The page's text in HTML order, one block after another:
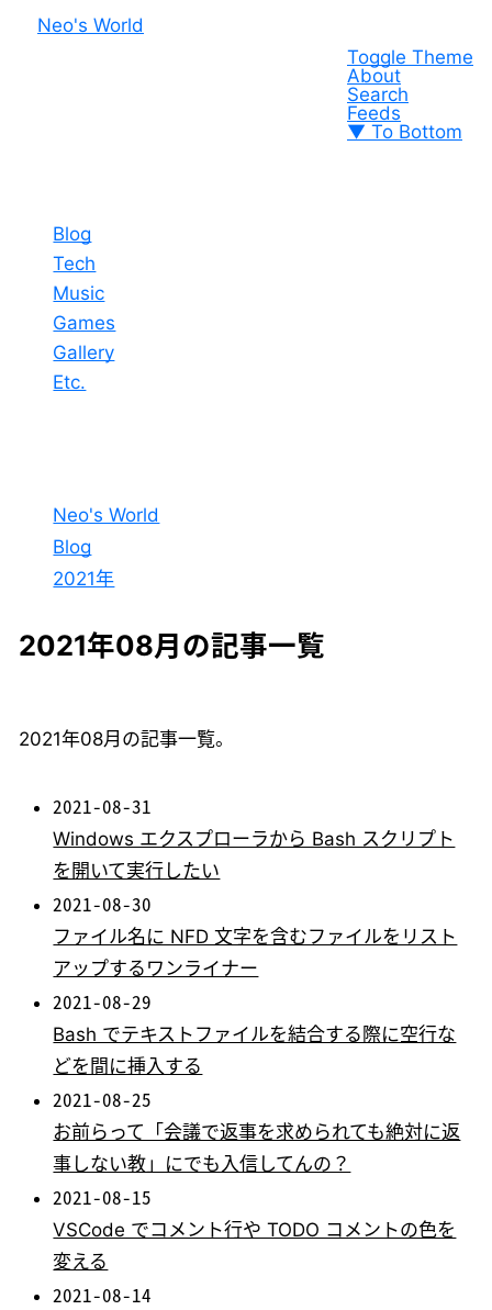
Neo's World
Toggle Theme
About
Search
Feeds
▼ To Bottom
Blog
Tech
Music
Games
Gallery
Etc.
Neo's World
Blog
2021年
2021年08月の記事一覧
2021年08月の記事一覧。
2021-08-31
Windows エクスプローラから Bash スクリプト
を開いて実行したい
2021-08-30
ファイル名に NFD 文字を含むファイルをリスト
アップするワンライナー
2021-08-29
Bash でテキストファイルを結合する際に空行な
どを間に挿入する
2021-08-25
お前らって「会議で返事を求められても絶対に返
事しない教」にでも入信してんの？
2021-08-15
VSCode でコメント行や TODO コメントの色を
変える
2021-08-14